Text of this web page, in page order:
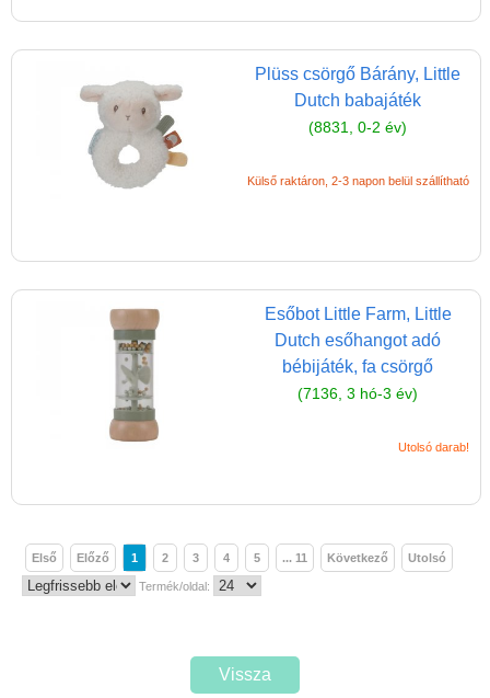
Plüss csörgő Bárány, Little
Dutch babajáték
(8831, 0-2 év)
Külső raktáron, 2-3 napon belül szállítható
Esőbot Little Farm, Little
Dutch esőhangot adó
bébijáték, fa csörgő
(7136, 3 hó-3 év)
Utolsó darab!
Első Előző 1 2 3 4 5 ... 11 Következő Utolsó
Termék/oldal:
Vissza